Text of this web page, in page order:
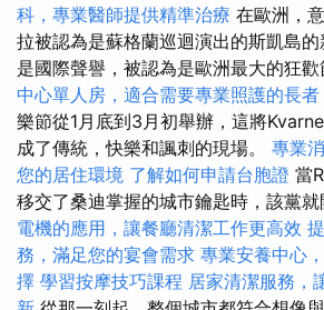
科，專業醫師提供精準治療 在歐洲，
拉被認為是蘇格蘭巡迴演出的斯凱島
是國際聲譽，被認為是歐洲最大的狂歡
中心單人房，適合需要專業照護的長者
樂節從1月底到3月初舉辦，這將
成了傳統，快樂和諷刺的現場。 專業
您的居住環境 了解如何申請台胞證 當
移交了桑迪掌握的城市鑰匙時，該黨就
電機的應用，讓餐廳清潔工作更高效
務，滿足您的宴會需求 專業安養中心
擇 學習按摩技巧課程 居家清潔服務，